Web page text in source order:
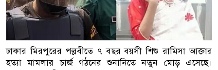
ঢাকার মিরপুরের পল্লবীতে ৭ বছর বয়সী শিশু রামিসা আক্তার
হত্যা মামলার চার্জ গঠনের শুনানিতে নতুন মোড় এসেছে।